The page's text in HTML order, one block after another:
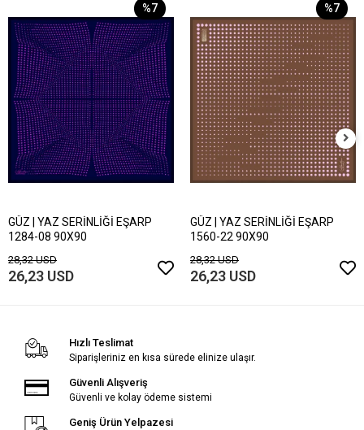
%7
GÜZ | YAZ SERİNLİĞİ EŞARP
1284-08 90X90
28,32 USD
26,23 USD
%7
GÜZ | YAZ SERİNLİĞİ EŞARP
1560-22 90X90
28,32 USD
26,23 USD
Hızlı Teslimat
Siparişleriniz en kısa sürede elinize ulaşır.
Güvenli Alışveriş
Güvenli ve kolay ödeme sistemi
Geniş Ürün Yelpazesi